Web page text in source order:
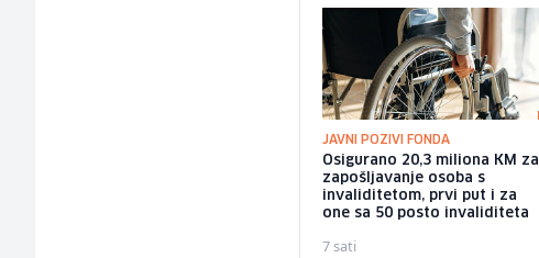
JAVNI POZIVI FONDA
Osigurano 20,3 miliona KM za
zapošljavanje osoba s
invaliditetom, prvi put i za
one sa 50 posto invaliditeta
7 sati